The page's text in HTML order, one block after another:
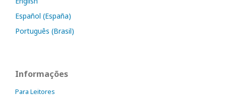
Español (España)
Português (Brasil)
Informações
Para Leitores